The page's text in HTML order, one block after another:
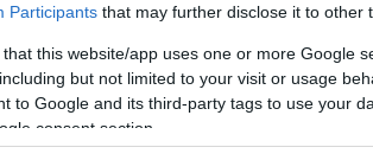
Participants that may further disclose it to other
that this website/app uses one or more Google
but not limited to your visit or usage
to Google and its third-party tags to use your
consent section.
å kunne kjempe om medaljer.
selv at jeg har jo ikke sjanse så
å være i, sier Flugstad Østberg.